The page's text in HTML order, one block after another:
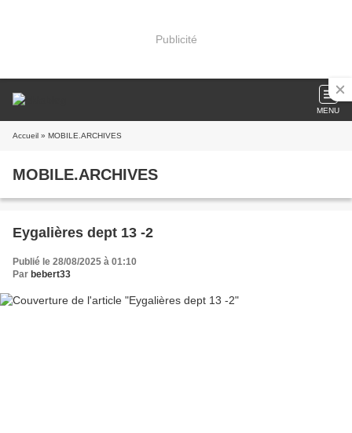
Publicité
MENU
Accueil » MOBILE.ARCHIVES
MOBILE.ARCHIVES
Eygalières dept 13 -2
Publié le 28/08/2025 à 01:10
Par bebert33